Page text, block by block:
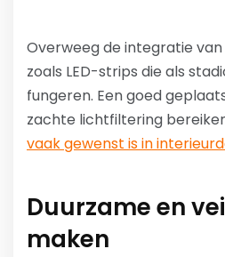
Overweeg de integratie
zoals LED-strips die als
fungeren. Een goed
zachte lichtfiltering
vaak gewenst is in
Duurzame en
maken